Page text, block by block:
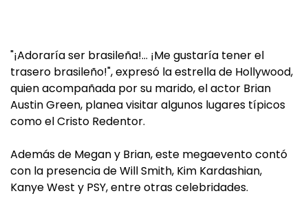
"¡Adoraría ser brasileña!… ¡Me gustaría tener el
trasero brasileño!", expresó la estrella de Hollywood,
quien acompañada por su marido, el actor Brian
Austin Green, planea visitar algunos lugares típicos
como el Cristo Redentor.
Además de Megan y Brian, este megaevento contó
con la presencia de Will Smith, Kim Kardashian,
Kanye West y PSY, entre otras celebridades.